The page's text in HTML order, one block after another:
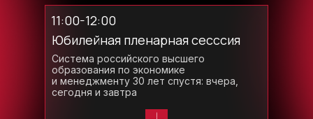
директор Высшей школы менеджмента
Санкт-Петербургского государственного
университета, руководитель ВТБ
Образование, старший вице-президент
Банка ВТБ.
Афанасьев Дмитрий Владимирович,
заместитель министра науки и высшего
образования Российской Федерации.
11:00-12:00
Юбилейная пленарная сесссия
Система российского высшего
образования по экономике
и менеджменту 30 лет спустя: вчера,
сегодня и завтра